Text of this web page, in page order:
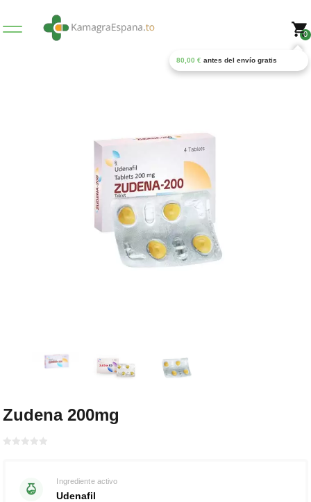
0
80,00 € antes del envío gratis
Zudena 200mg
Ingrediente activo
Udenafil